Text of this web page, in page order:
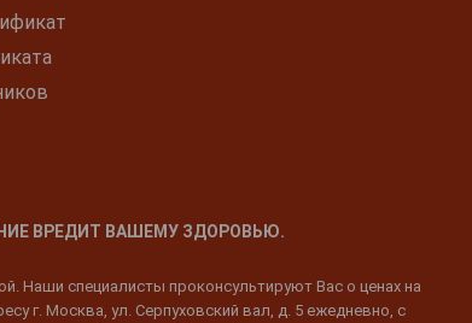
ВРЕДИТ ВАШЕМУ ЗДОРОВЬЮ.
Наши специалисты проконсультируют Вас о ценах на
г. Москва, ул. Серпуховский вал, д. 5 ежедневно, с